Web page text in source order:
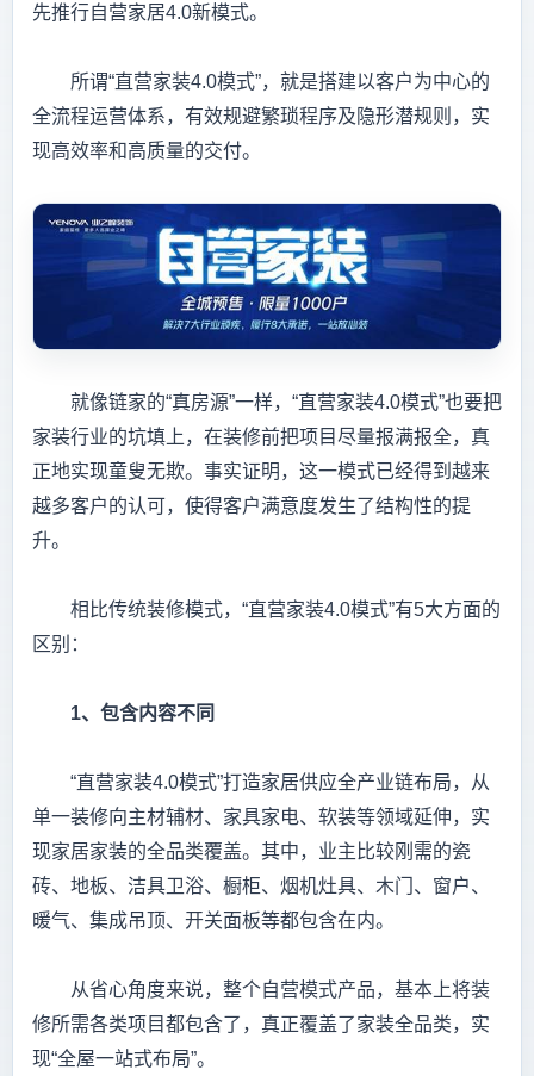
先推行自营家居4.0新模式。
所谓“直营家装4.0模式”，就是搭建以客户为中心的
全流程运营体系，有效规避繁琐程序及隐形潜规则，实
现高效率和高质量的交付。
就像链家的“真房源”一样，“直营家装4.0模式”也要把
家装行业的坑填上，在装修前把项目尽量报满报全，真
正地实现童叟无欺。事实证明，这一模式已经得到越来
越多客户的认可，使得客户满意度发生了结构性的提
升。
相比传统装修模式，“直营家装4.0模式”有5大方面的
区别：
1、包含内容不同
“直营家装4.0模式”打造家居供应全产业链布局，从
单一装修向主材辅材、家具家电、软装等领域延伸，实
现家居家装的全品类覆盖。其中，业主比较刚需的瓷
砖、地板、洁具卫浴、橱柜、烟机灶具、木门、窗户、
暖气、集成吊顶、开关面板等都包含在内。
从省心角度来说，整个自营模式产品，基本上将装
修所需各类项目都包含了，真正覆盖了家装全品类，实
现“全屋一站式布局”。